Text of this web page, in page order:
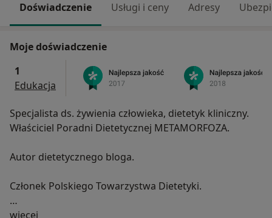
Doświadczenie Usługi i ceny Adresy
Moje doświadczenie
1
Edukacja
Specjalista ds. żywienia człowieka, dietetyk kliniczny.
Właściciel Poradni Dietetycznej METAMORFOZA.
Autor dietetycznego bloga.
Członek Polskiego Towarzystwa Dietetyki.
Absolwentka Wydziału Nauk o Żywieniu Człowieka i
więcej